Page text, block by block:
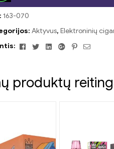
163-070
Aktyvus,Elektroninių
FacebookTwitterLinkedinGoogle+Pinterest
El.
produktų